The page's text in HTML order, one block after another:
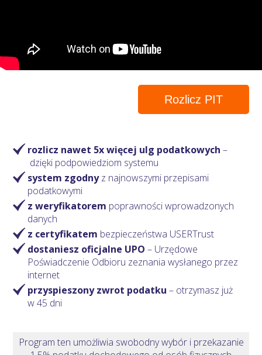
Rozlicz PIT
rozlicz nawet 5x więcej ulg podatkowych–
dzięki podpowiedziom systemu
system zgodnyz najnowszymi przepisami
podatkowymi
z weryfikatorem poprawności wprowadzonych
danych
z certyfikatem bezpieczeństwa USERTrust
dostaniesz oficjalne UPO – Urzędowe
Poświadczenie Odbioru zeznania wysłanego przez
internet
przyspieszony zwrot podatku – otrzymasz już
w 45 dni
Program ten umożliwia swobodny wybór i przekazanie